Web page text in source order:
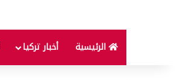
الرئيسية أخبار تركيا